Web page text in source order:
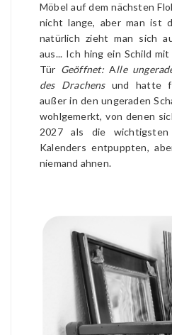
Möbel auf dem nächsten
nicht lange, aber man ist
natürlich zieht man sich
aus... Ich hing ein Schild
Tür Geöffnet:Alle
des Drachensund hatte
außer in den ungeraden
wohlgemerkt, von denen
2027 als die wichtigsten
Kalenders entpuppten,
niemand ahnen.